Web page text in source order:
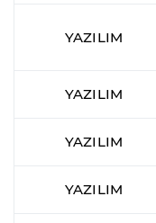
YAZILIM
YAZILIM
YAZILIM
YAZILIM